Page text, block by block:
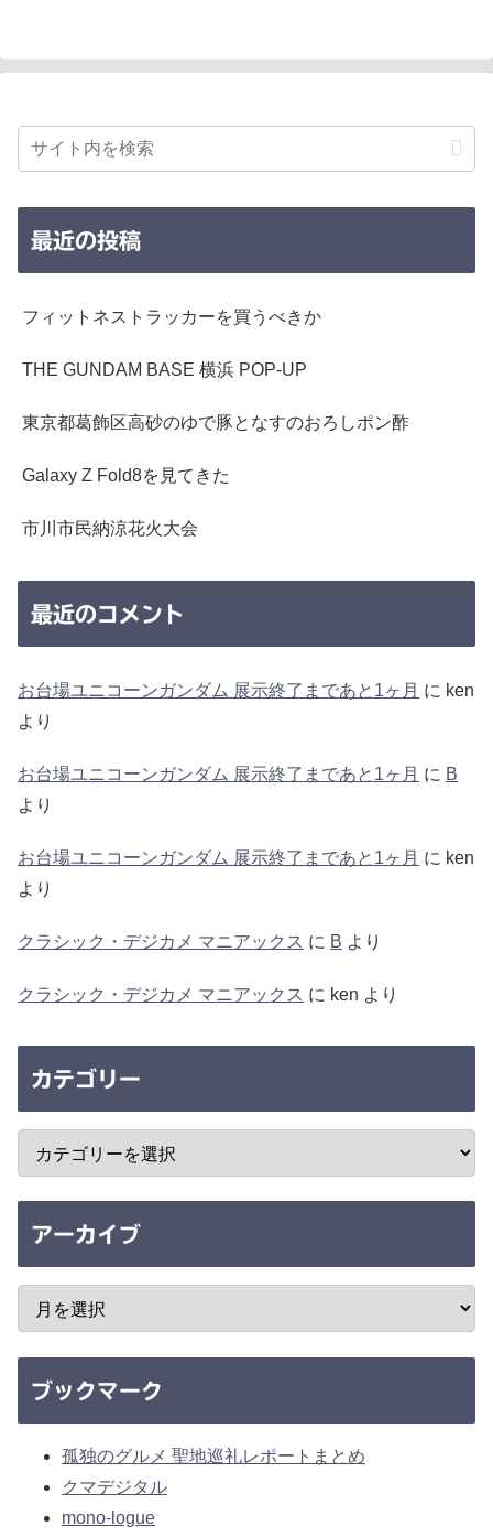
最近の投稿
フィットネストラッカーを買うべきか
THE GUNDAM BASE 横浜 POP-UP
東京都葛飾区高砂のゆで豚となすのおろしポン酢
Galaxy Z Fold8を見てきた
市川市民納涼花火大会
最近のコメント
お台場ユニコーンガンダム 展示終了まであと1ヶ月 に ken
より
お台場ユニコーンガンダム 展示終了まであと1ヶ月 に B
より
お台場ユニコーンガンダム 展示終了まであと1ヶ月 に ken
より
クラシック・デジカメ マニアックス に B より
クラシック・デジカメ マニアックス に ken より
カテゴリー
アーカイブ
ブックマーク
孤独のグルメ 聖地巡礼レポートまとめ
クマデジタル
mono-logue